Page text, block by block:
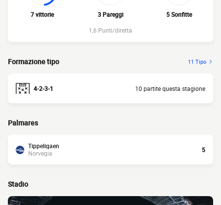
7 vittorie 3 Pareggi
5 Sonfitte
1,6 Punti/diretta
Formazione tipo 11 Tipo
4-2-3-1 10 partite questa stagione
Palmares
Tippeligaen
Norvegia
5
Stadio